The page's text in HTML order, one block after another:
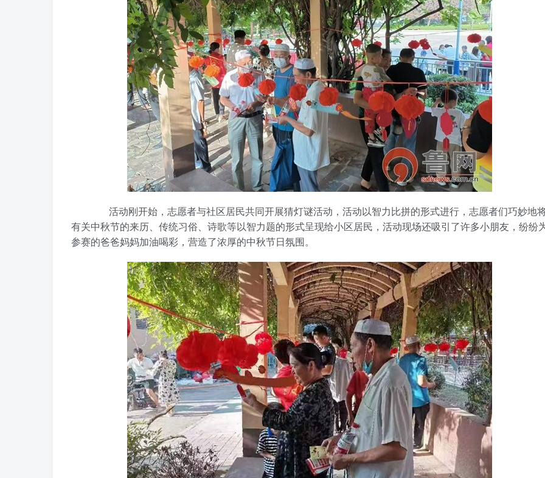
活动刚开始，志愿者与社区居民共同开展猜灯谜活动，活动以智力比拼的形式进行，志愿者们巧妙地
有关中秋节的来历、传统习俗、诗歌等以智力题的形式呈现给小区居民，活动现场还吸引了许多小朋友，纷纷
参赛的爸爸妈妈加油喝彩，营造了浓厚的中秋节日氛围。